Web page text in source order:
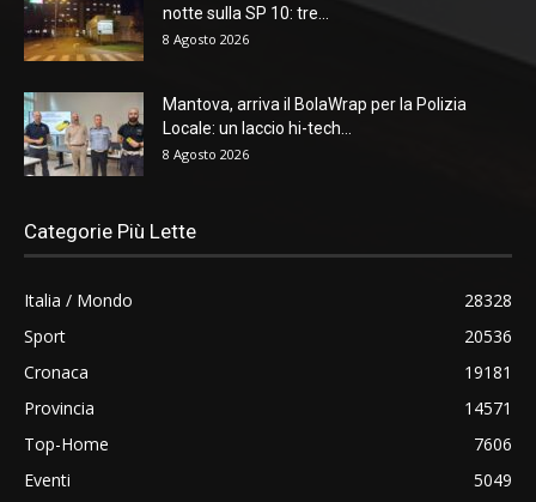
notte sulla SP 10: tre...
8 Agosto 2026
Mantova, arriva il BolaWrap per la Polizia
Locale: un laccio hi-tech...
8 Agosto 2026
Categorie Più Lette
Italia / Mondo
28328
Sport
20536
Cronaca
19181
Provincia
14571
Top-Home
7606
Eventi
5049